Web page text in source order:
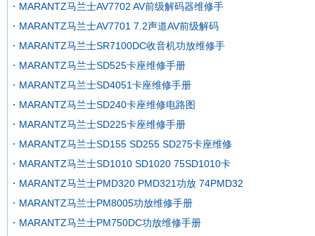
MARANTZ马兰士AV7702 AV前级解码器维修手
MARANTZ马兰士AV7701 7.2声道AV前级解码
MARANTZ马兰士SR7100DC收音机功放维修手
MARANTZ马兰士SD525卡座维修手册
MARANTZ马兰士SD4051卡座维修手册
MARANTZ马兰士SD240卡座维修电路图
MARANTZ马兰士SD225卡座维修手册
MARANTZ马兰士SD155 SD255 SD275卡座维修
MARANTZ马兰士SD1010 SD1020 75SD1010卡
MARANTZ马兰士PMD320 PMD321功放 74PMD32
MARANTZ马兰士PM8005功放维修手册
MARANTZ马兰士PM750DC功放维修手册